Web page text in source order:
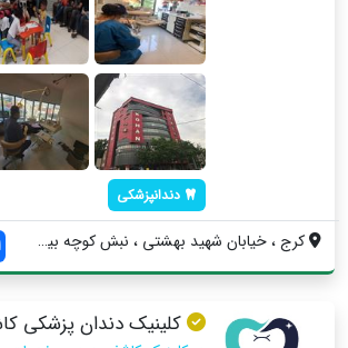
دندانپزشکی
کرج ، خیابان شهید بهشتی ، نبش کوچه بیمار...
کلینیک دندان پزشکی